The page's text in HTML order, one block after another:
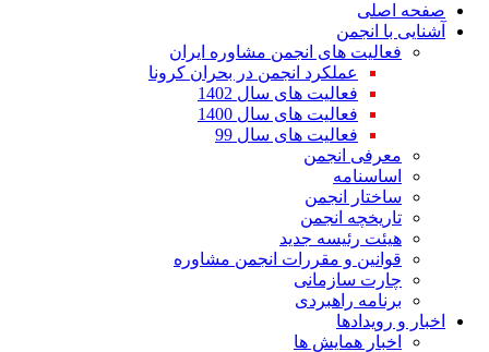
صفحه اصلی
آشنایی با انجمن
فعالیت های انجمن مشاوره ایران
عملکرد انجمن در بحران کرونا
فعالیت های سال 1402
فعالیت های سال 1400
فعالیت های سال 99
معرفی انجمن
اساسنامه
ساختار انجمن
تاریخچه انجمن
هیئت رئیسه جدید
قوانین و مقررات انجمن مشاوره
چارت سازمانی
برنامه راهبردی
اخبار و رویدادها
اخبار همایش ها